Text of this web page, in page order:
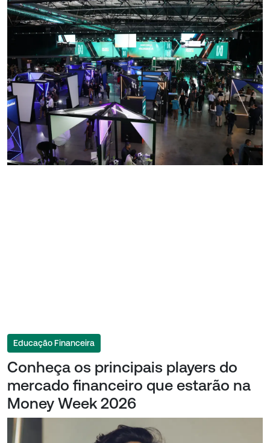
Educação Financeira
Conheça os principais players do
mercado financeiro que estarão na
Money Week 2026